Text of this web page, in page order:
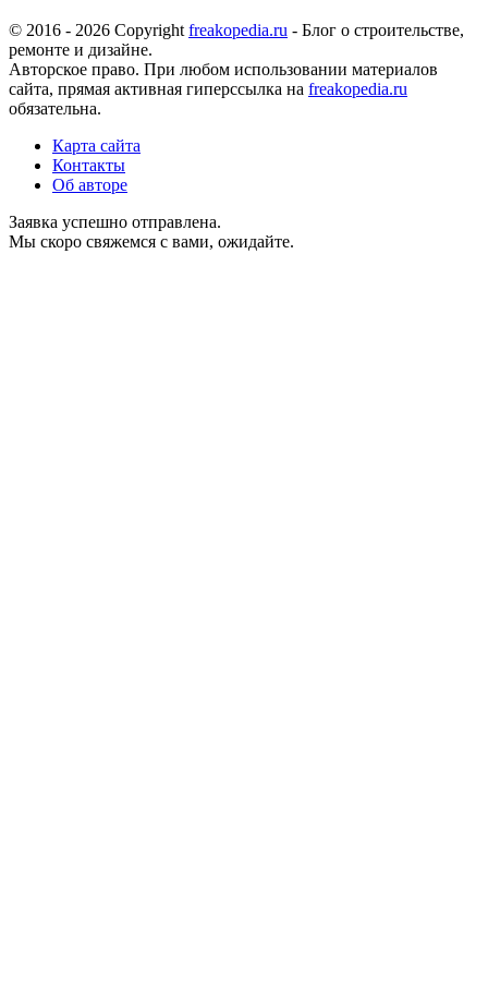
© 2016 - 2026 Copyright freakopedia.ru - Блог о строительстве,
ремонте и дизайне.
Авторское право. При любом использовании материалов
сайта, прямая активная гиперссылка на freakopedia.ru
обязательна.
Карта сайта
Контакты
Об авторе
Заявка успешно отправлена.
Мы скоро свяжемся с вами, ожидайте.